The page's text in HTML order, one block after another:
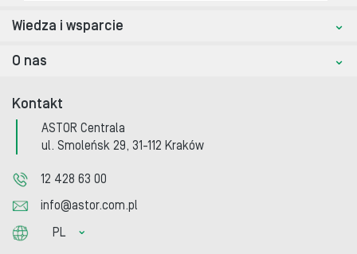
Wiedza i wsparcie
O nas
Kontakt
ASTOR Centrala
ul. Smoleńsk 29, 31-112 Kraków
12 428 63 00
info@astor.com.pl
PL